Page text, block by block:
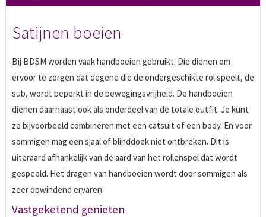
Satijnen boeien
Bij BDSM worden vaak handboeien gebruikt. Die dienen om
ervoor te zorgen dat degene die de ondergeschikte rol speelt, de
sub, wordt beperkt in de bewegingsvrijheid. De handboeien
dienen daarnaast ook als onderdeel van de totale outfit. Je kunt
ze bijvoorbeeld combineren met een catsuit of een body. En voor
sommigen mag een sjaal of blinddoek niet ontbreken. Dit is
uiteraard afhankelijk van de aard van het rollenspel dat wordt
gespeeld. Het dragen van handboeien wordt door sommigen als
zeer opwindend ervaren.
Vastgeketend genieten